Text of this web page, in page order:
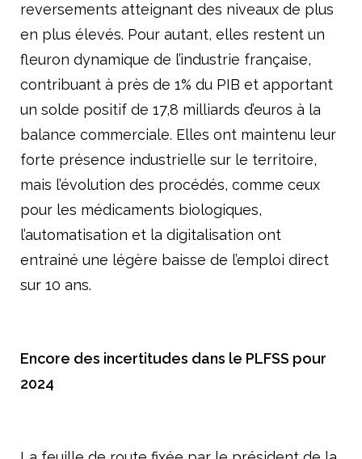
reversements atteignant des niveaux de plus
en plus élevés. Pour autant, elles restent un
fleuron dynamique de l’industrie française,
contribuant à près de 1% du PIB et apportant
un solde positif de 17,8 milliards d’euros à la
balance commerciale. Elles ont maintenu leur
forte présence industrielle sur le territoire,
mais l’évolution des procédés, comme ceux
pour les médicaments biologiques,
l’automatisation et la digitalisation ont
entrainé une légère baisse de l’emploi direct
sur 10 ans.
Encore des incertitudes dans le PLFSS pour
2024